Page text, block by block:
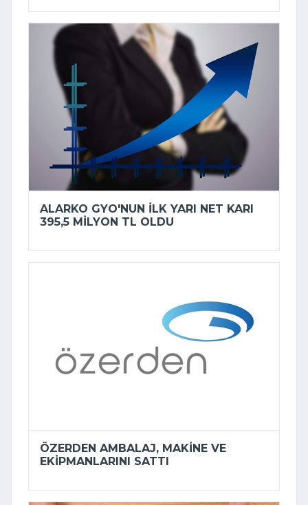
ALARKO GYO'NUN ILK YARI NET KARI
395,5 MILYON TL OLDU
ÖZERDEN AMBALAJ, MAKINE VE
EKIPMANLARINI SATTI